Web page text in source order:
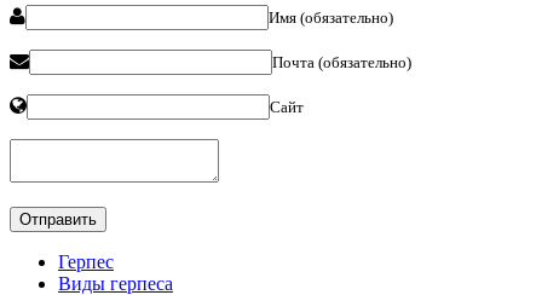
Имя (обязательно)
Почта (обязательно)
Сайт
Герпес
Виды герпеса